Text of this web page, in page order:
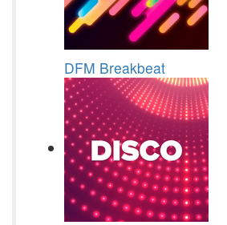
DFM Breakbeat